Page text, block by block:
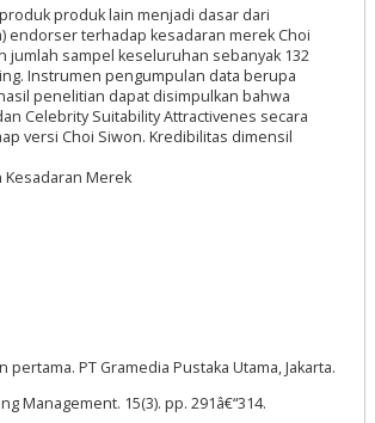
produk lain menjadi dasar dari
terhadap kesadaran merek Choi
jumlah sampel keseluruhan sebanyak 132
Instrumen pengumpulan data berupa
penelitian dapat disimpulkan bahwa
Celebrity Suitability Attractivenes secara
versi Choi Siwon. Kredibilitas dimensil
Kesadaran Merek
PT Gramedia Pustaka Utama, Jakarta.
Management. 15(3). pp. 291â€“314.